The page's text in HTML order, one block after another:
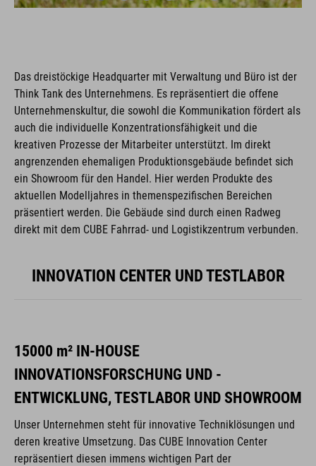
Das dreistöckige Headquarter mit Verwaltung und Büro ist der
Think Tank des Unternehmens. Es repräsentiert die offene
Unternehmenskultur, die sowohl die Kommunikation fördert als
auch die individuelle Konzentrationsfähigkeit und die
kreativen Prozesse der Mitarbeiter unterstützt. Im direkt
angrenzenden ehemaligen Produktionsgebäude befindet sich
ein Showroom für den Handel. Hier werden Produkte des
aktuellen Modelljahres in themenspezifischen Bereichen
präsentiert werden. Die Gebäude sind durch einen Radweg
direkt mit dem CUBE Fahrrad- und Logistikzentrum verbunden.
INNOVATION CENTER UND TESTLABOR
15000 m² IN-HOUSE
INNOVATIONSFORSCHUNG UND -
ENTWICKLUNG, TESTLABOR UND SHOWROOM
Unser Unternehmen steht für innovative Techniklösungen und
deren kreative Umsetzung. Das CUBE Innovation Center
repräsentiert diesen immens wichtigen Part der